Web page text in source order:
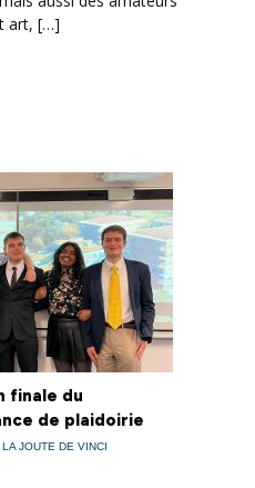
art, […]
finale du
de plaidoirie
LA JOUTE DE VINCI